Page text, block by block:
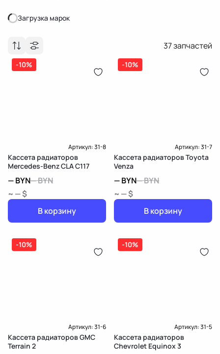
Загрузка марок
Загрузка марок
37запчастей
-10%
Артикул:31-8
Кассета радиаторов
Mercedes-Benz CLA C117
—BYN—BYN
~ — $
В корзину
-10%
Артикул:31-7
Кассета радиаторов Toyota
Venza
—BYN—BYN
~ — $
В корзину
-10%
Артикул:31-6
Кассета радиаторов GMC
Terrain 2
-10%
Артикул:31-5
Кассета радиаторов
Chevrolet Equinox 3